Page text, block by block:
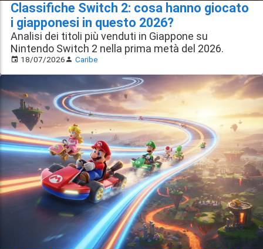
Classifiche Switch 2: cosa hanno giocato
i giapponesi in questo 2026?
Analisi dei titoli più venduti in Giappone su
Nintendo Switch 2 nella prima metà del 2026.
18/07/2026 Caribe